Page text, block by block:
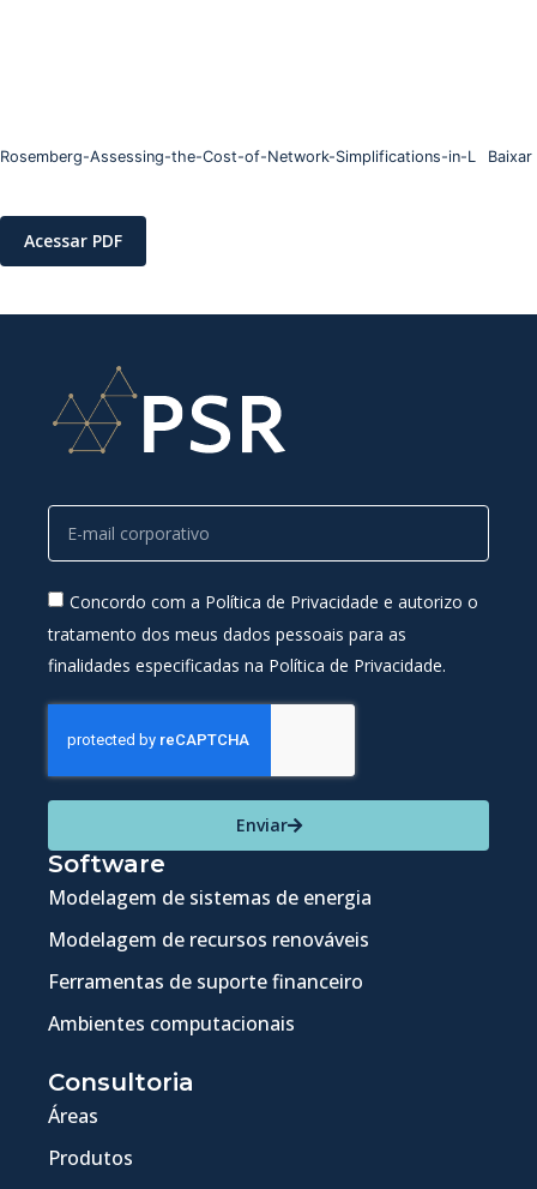
Rosemberg-Assessing-the-Cost-of-Network-Simplifications-in-L Baixar
Acessar PDF
Concordo com a Política de Privacidade e autorizo o
tratamento dos meus dados pessoais para as
finalidades especificadas na Política de Privacidade.
Enviar
Software
Modelagem de sistemas de energia
Modelagem de recursos renováveis
Ferramentas de suporte financeiro
Ambientes computacionais
Consultoria
Áreas
Produtos